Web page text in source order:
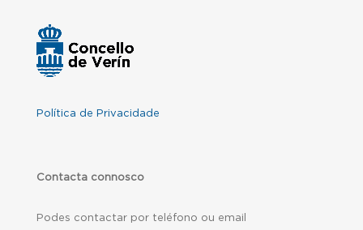
Política de Privacidade
Contacta connosco
Podes contactar por teléfono ou email